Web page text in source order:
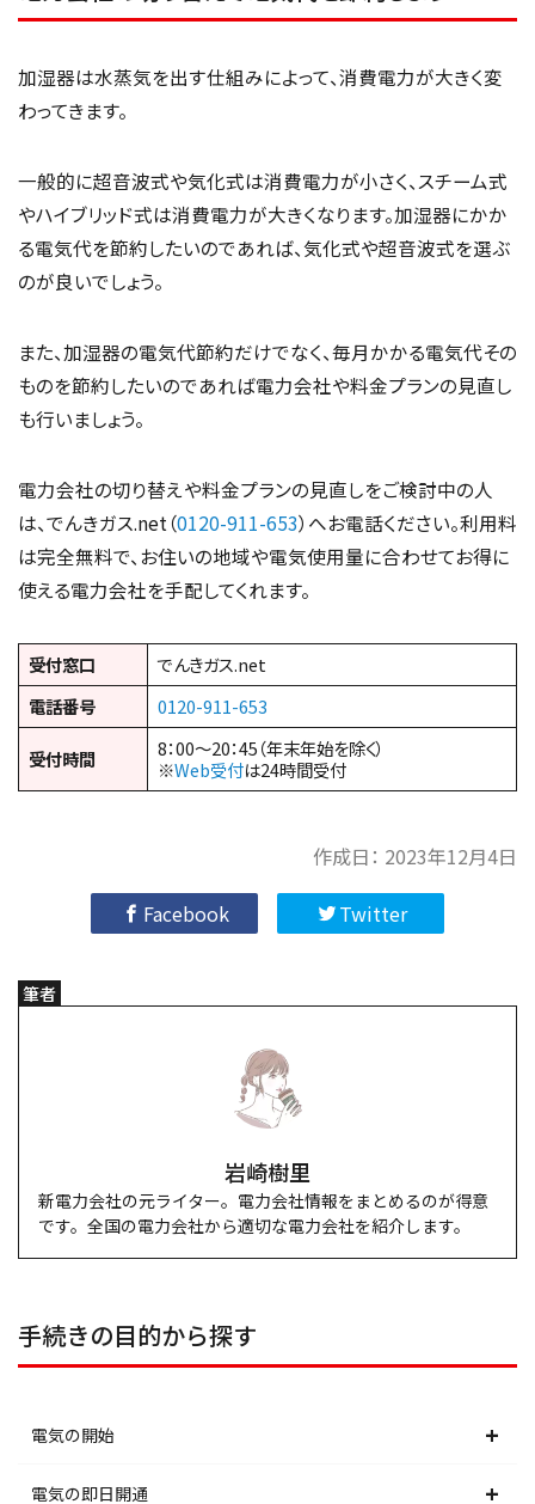
加湿器は水蒸気を出す仕組みによって、消費電力が大きく変
わってきます。
一般的に超音波式や気化式は消費電力が小さく、スチーム式
やハイブリッド式は消費電力が大きくなります。加湿器にかか
る電気代を節約したいのであれば、気化式や超音波式を選ぶ
のが良いでしょう。
また、加湿器の電気代節約だけでなく、毎月かかる電気代その
ものを節約したいのであれば電力会社や料金プランの見直し
も行いましょう。
電力会社の切り替えや料金プランの見直しをご検討中の人
は、でんきガス.net（0120-911-653）へお電話ください。利用料
は完全無料で、お住いの地域や電気使用量に合わせてお得に
使える電力会社を手配してくれます。
受付窓口
でんきガス.net
電話番号
0120-911-653
受付時間
8：00～20：45（年末年始を除く）
※Web受付は24時間受付
作成日： 2023年12月4日
Facebook
Twitter
筆者
岩崎樹里
新電力会社の元ライター。電力会社情報をまとめるのが得意
です。全国の電力会社から適切な電力会社を紹介します。
手続きの目的から探す
電気の開始
北海道電力エリア
電気の即日開通